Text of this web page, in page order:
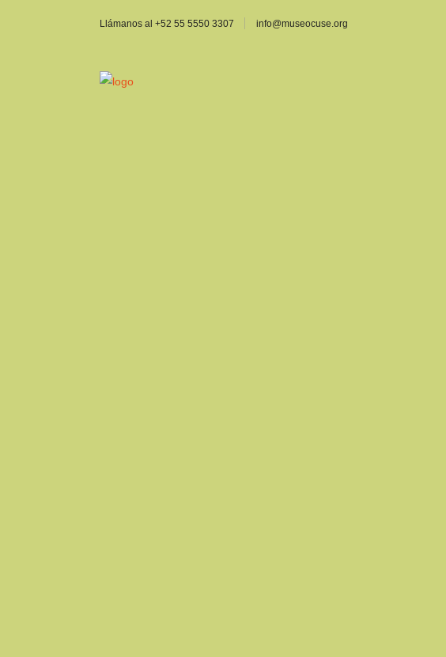
Llámanos al +52 55 5550 3307 info@museocuse.org